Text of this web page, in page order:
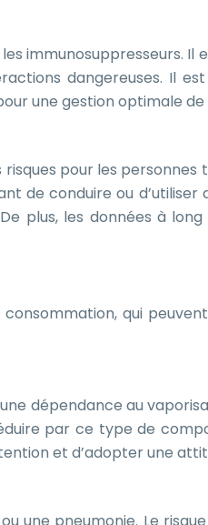
immunosuppresseurs.
dangereuses. Il
une gestion optimale
pour les
de conduire ou
plus, les données à
qui
dépendance au
par ce type de
et d’adopter une